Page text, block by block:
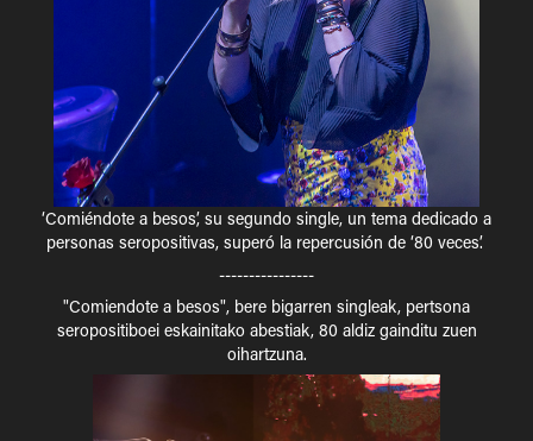
‘Comiéndote a besos’, su segundo single, un tema dedicado a
personas seropositivas, superó la repercusión de ‘80 veces’.
----------------
"Comiendote a besos", bere bigarren singleak, pertsona
seropositiboei eskainitako abestiak, 80 aldiz gainditu zuen
oihartzuna.